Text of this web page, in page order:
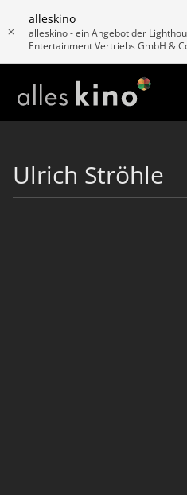
alleskino
alleskino - ein Angebot der
Entertainment Vertriebs GmbH &
Ulrich Ströhle